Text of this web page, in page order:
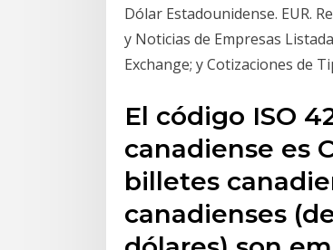
Dólar Estadounidense. EUR.
y Noticias de Empresas
Exchange; y Cotizaciones de
El código ISO
canadiense es
billetes
canadienses